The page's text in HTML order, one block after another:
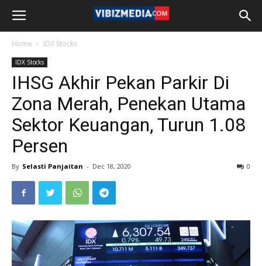
Home IDX Stocks
IDX Stocks
IHSG Akhir Pekan Parkir Di
Zona Merah, Penekan Utama
Sektor Keuangan, Turun 1.08
Persen
By Selasti Panjaitan - Dec 18, 2020 0